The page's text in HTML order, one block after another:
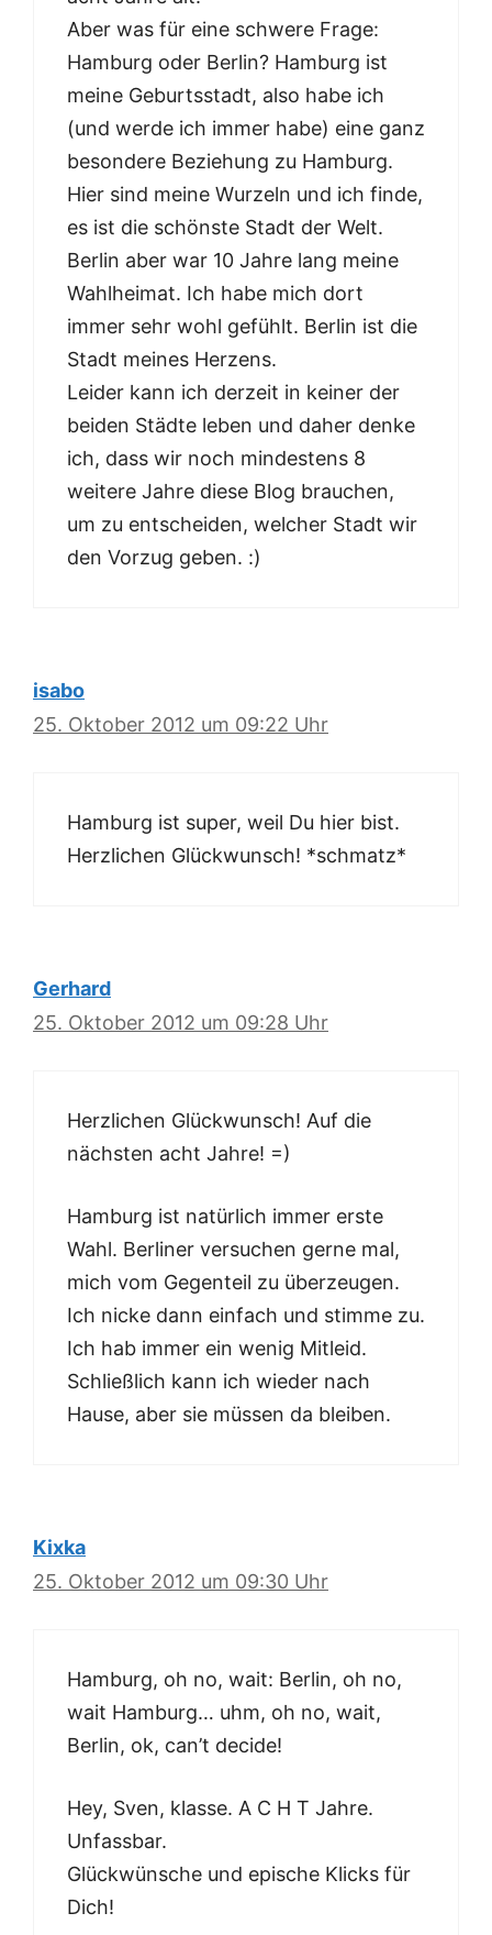
Aber was für eine schwere Frage:
Hamburg oder Berlin? Hamburg ist
meine Geburtsstadt, also habe ich
(und werde ich immer habe) eine ganz
besondere Beziehung zu Hamburg.
Hier sind meine Wurzeln und ich finde,
es ist die schönste Stadt der Welt.
Berlin aber war 10 Jahre lang meine
Wahlheimat. Ich habe mich dort
immer sehr wohl gefühlt. Berlin ist die
Stadt meines Herzens.
Leider kann ich derzeit in keiner der
beiden Städte leben und daher denke
ich, dass wir noch mindestens 8
weitere Jahre diese Blog brauchen,
um zu entscheiden, welcher Stadt wir
den Vorzug geben. :)
isabo
25. Oktober 2012 um 09:22 Uhr
Hamburg ist super, weil Du hier bist.
Herzlichen Glückwunsch! *schmatz*
Gerhard
25. Oktober 2012 um 09:28 Uhr
Herzlichen Glückwunsch! Auf die
nächsten acht Jahre! =)
Hamburg ist natürlich immer erste
Wahl. Berliner versuchen gerne mal,
mich vom Gegenteil zu überzeugen.
Ich nicke dann einfach und stimme zu.
Ich hab immer ein wenig Mitleid.
Schließlich kann ich wieder nach
Hause, aber sie müssen da bleiben.
Kixka
25. Oktober 2012 um 09:30 Uhr
Hamburg, oh no, wait: Berlin, oh no,
wait Hamburg… uhm, oh no, wait,
Berlin, ok, can’t decide!
Hey, Sven, klasse. A C H T Jahre.
Unfassbar.
Glückwünsche und epische Klicks für
Dich!